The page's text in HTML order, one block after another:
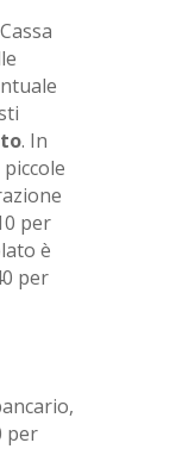
. In
per
è
per
per